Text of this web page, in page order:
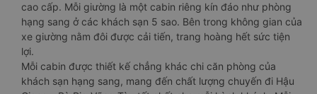
cao cấp. Mỗi giường là một cabin riêng kín đáo như phòng
hạng sang ở các khách sạn 5 sao. Bên trong không gian của
xe giường nằm đôi được cải tiến, trang hoàng hết sức tiện
lợi.
Mỗi cabin được thiết kế chẳng khác chi căn phòng của
khách sạn hạng sang, mang đến chất lượng chuyến đi Hậu